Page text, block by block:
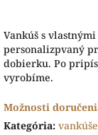
Vankúš s
personalizpvaný
dobierku. Po
vyrobíme.
Možnosti
Kategória: